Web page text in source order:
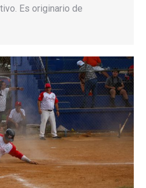
Es originario de